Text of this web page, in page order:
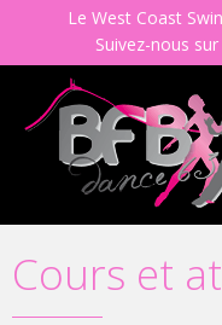
Le West Coast
Suivez-nous
Cours et